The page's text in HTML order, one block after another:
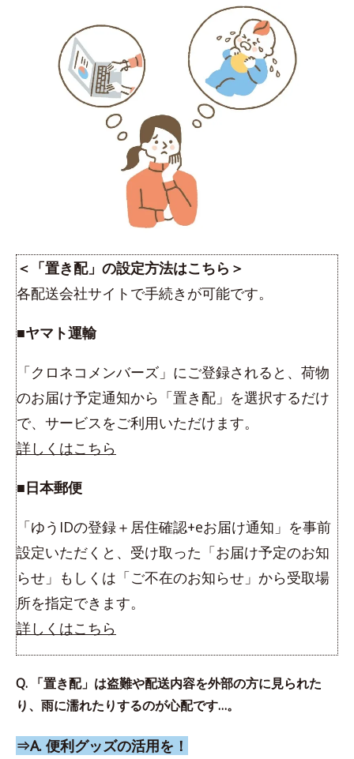
＜「置き配」の設定方法はこちら＞
各配送会社サイトで手続きが可能です。
■ヤマト運輸
「クロネコメンバーズ」にご登録されると、荷物
のお届け予定通知から「置き配」を選択するだけ
で、サービスをご利用いただけます。
詳しくはこちら
■日本郵便
「ゆうIDの登録＋居住確認+eお届け通知」を事前
設定いただくと、受け取った「お届け予定のお知
らせ」もしくは「ご不在のお知らせ」から受取場
所を指定できます。
詳しくはこちら
Q. 「置き配」は盗難や配送内容を外部の方に見られた
り、雨に濡れたりするのが心配です…。
⇒A. 便利グッズの活用を！